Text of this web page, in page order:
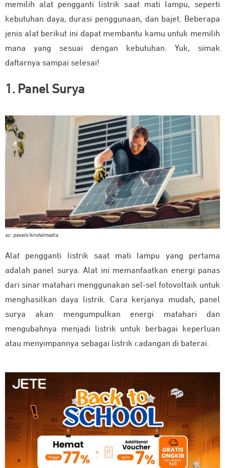
memilih alat pengganti listrik saat mati lampu, seperti
kebutuhan daya, durasi penggunaan, dan bajet. Beberapa
jenis alat berikut ini dapat membantu kamu untuk memilih
mana yang sesuai dengan kebutuhan. Yuk, simak
daftarnya sampai selesai!
1. Panel Surya
sc: pexels/kindelmedia
Alat pengganti listrik saat mati lampu yang pertama
adalah panel surya. Alat ini memanfaatkan energi panas
dari sinar matahari menggunakan sel-sel fotovoltaik untuk
menghasilkan daya listrik. Cara kerjanya mudah, panel
surya akan mengumpulkan energi matahari dan
mengubahnya menjadi listrik untuk berbagai keperluan
atau menyimpannya sebagai listrik cadangan di baterai.